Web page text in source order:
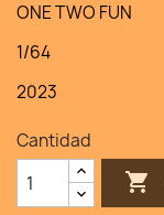
ONE TWO FUN
1/64
2023
Cantidad
